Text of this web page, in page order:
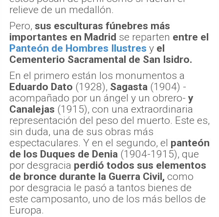
relieve de un medallón.
Pero, sus esculturas fúnebres más
importantes en Madrid se reparten entre el
Panteón de Hombres Ilustres y el
Cementerio Sacramental de San Isidro.
En el primero están los monumentos a
Eduardo Dato (1928), Sagasta (1904) -
acompañado por un ángel y un obrero- y
Canalejas (1915), con una extraordinaria
representación del peso del muerto. Este es,
sin duda, una de sus obras más
espectaculares. Y en el segundo, el panteón
de los Duques de Denia (1904-1915), que
por desgracia perdió todos sus elementos
de bronce durante la Guerra Civil, como
por desgracia le pasó a tantos bienes de
este camposanto, uno de los más bellos de
Europa.